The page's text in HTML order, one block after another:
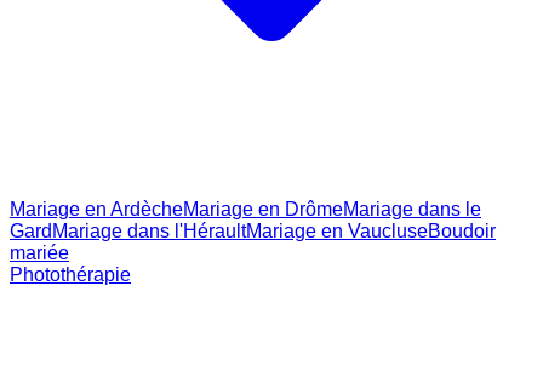
Mariage en ArdècheMariage en DrômeMariage dans le
Gard Mariage dans l'HéraultMariage en VaucluseBoudoir
mariée
Photothérapie